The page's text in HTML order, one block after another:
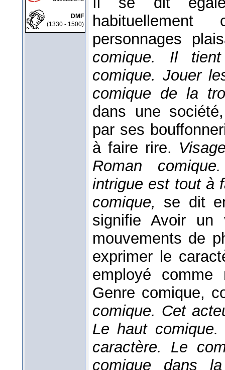
DMF
(1330 - 1500)
personnages
comique. Il
comique. Jouer
comique de la
dans une
par ses
à faire rire.
Roman
intrigue est tout à
comique, se dit
signifie Avoir
mouvements de
exprimer le
employé
Genre comique,
comique. Cet
Le haut
caractère. Le
comique dans